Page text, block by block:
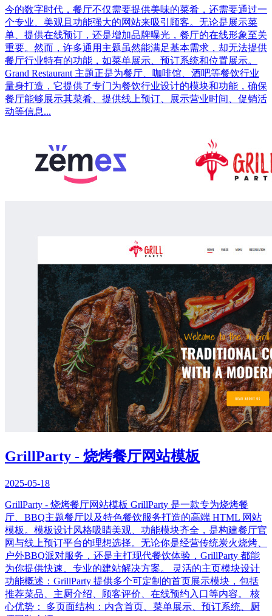
今的数字时代，餐厅不仅需要提供美味的菜肴，还需要通过一
个专业、美观且功能强大的网站来吸引顾客。无论是展示菜
单、提供在线预订，还是增加品牌曝光，餐厅的在线形象至关
重要。然而，许多通用主题虽然能满足基本需求，却无法提供
餐厅行业特有的功能，如菜单展示、预订系统和位置展示。
Grand Restaurant 主题正是为餐厅、咖啡馆、酒吧等餐饮行业
量身打造，它提供了专门为餐饮行业设计的模块和功能，确保
餐厅能够展示其菜肴、提供线上预订、展示营业时间、促销活
动等信息...
GrillParty - 烧烤餐厅网站模板
2025-05-18
GrillParty - 烧烤餐厅网站模板 GrillParty 是一款专为烧烤餐
厅、BBQ主题餐厅以及特色餐饮服务打造的高端 HTML 网站
模板。模板设计风格吸睛美观、功能模块齐全，是构建餐厅官
网与线上预订平台的理想选择。无论你是经营传统炭火烧烤、
户外BBQ派对服务，还是主打现代餐饮体验，GrillParty 都能
为你提供快速、专业的建站解决方案。 灵活的主页模块设计
功能概述：GrillParty 提供多个可定制的首页展示模块，包括
推荐菜品、主厨介绍、顾客评价、在线预约入口等内容。 核
心优势： 多页面结构：内含首页、菜单展示、预订系统、厨